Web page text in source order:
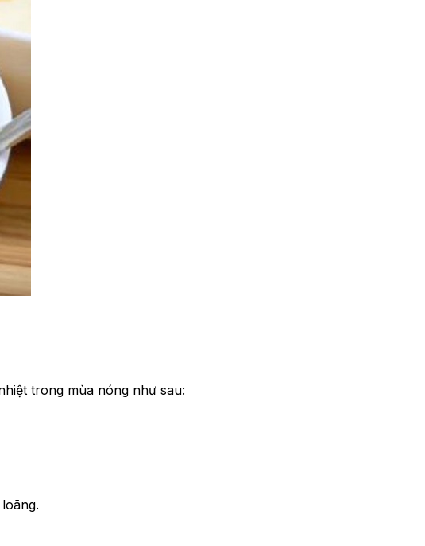
trong mùa nóng như sau: